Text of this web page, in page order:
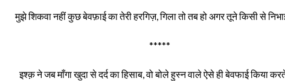
मुझे शिकवा नहीं कुछ बेवफ़ाई का तेरी हरगिज़, गिला तो तब हो अगर तूने किसी से
*****
इश्क़ ने जब माँगा खुदा से दर्द का हिसाब, वो बोले हुस्न वाले ऐसे ही बेवफाई किया